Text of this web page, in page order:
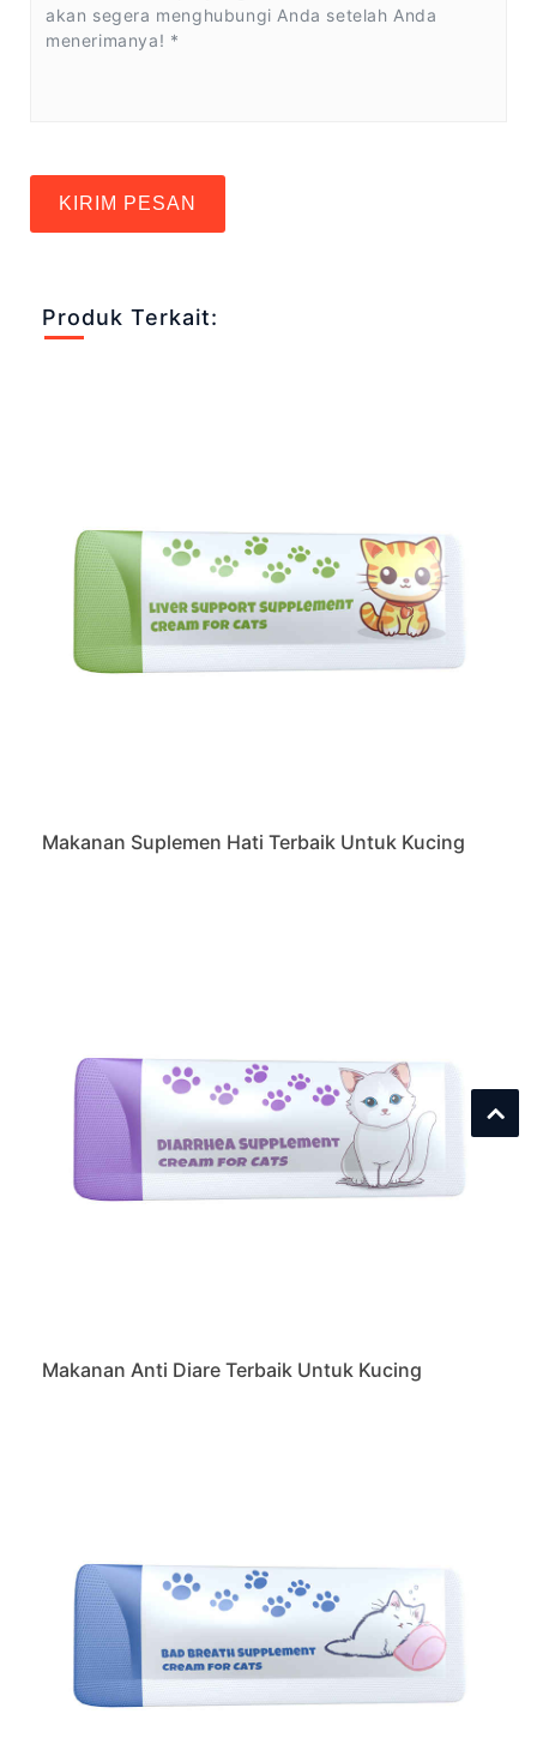
KIRIM PESAN
Produk Terkait:
Makanan Suplemen Hati Terbaik Untuk Kucing
Makanan Anti Diare Terbaik Untuk Kucing